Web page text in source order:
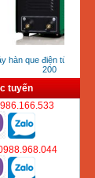
que điện tử FEG MMA
200
tuyến